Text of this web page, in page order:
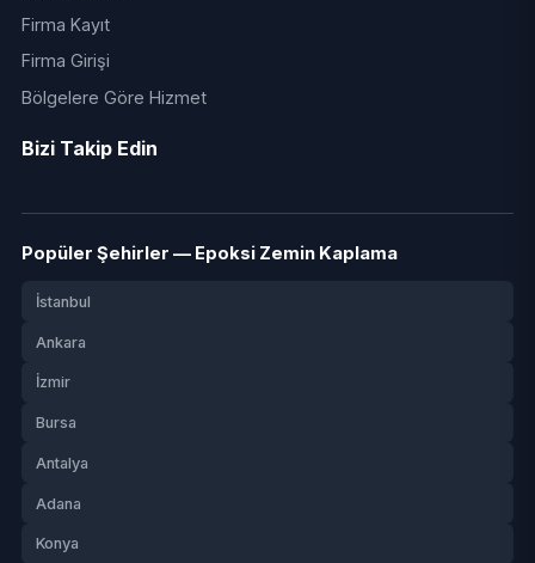
Firma Kayıt
Firma Girişi
Bölgelere Göre Hizmet
Bizi Takip Edin
Popüler Şehirler — Epoksi Zemin Kaplama
İstanbul
Ankara
İzmir
Bursa
Antalya
Adana
Konya